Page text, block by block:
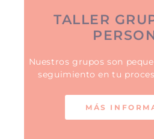
TALLER
Nuestros grupos son
seguimiento en tu
MÁS